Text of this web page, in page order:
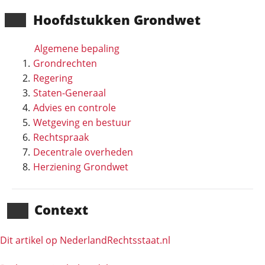
Hoofd­stukken Grondwet
Algemene bepaling
Grondrechten
Regering
Staten-Generaal
Advies en controle
Wetgeving en bestuur
Rechtspraak
Decentrale overheden
Herziening Grondwet
Context
Dit artikel op NederlandRechts­staat.nl